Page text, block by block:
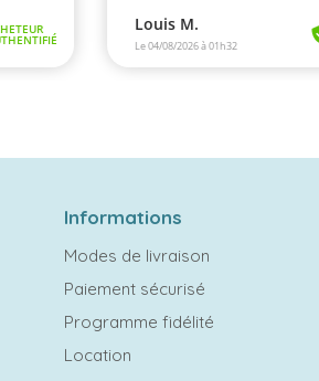
Informations
Modes de livraison
Paiement sécurisé
Programme fidélité
Location